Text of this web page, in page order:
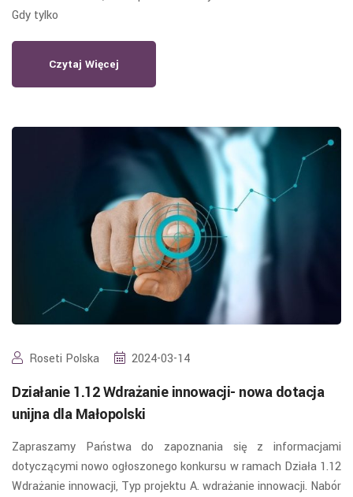
Gdy tylko
Czytaj Więcej
Roseti Polska 2024-03-14
Działanie 1.12 Wdrażanie innowacji- nowa dotacja
unijna dla Małopolski
Zapraszamy Państwa do zapoznania się z informacjami
dotyczącymi nowo ogłoszonego konkursu w ramach Działa 1.12
Wdrażanie innowacji, Typ projektu A. wdrażanie innowacji. Nabór